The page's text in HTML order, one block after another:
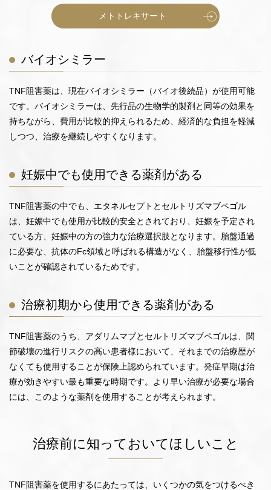
メトトレキサート
バイオシミラー
TNF阻害薬は、現在バイオシミラー（バイオ後続品）が使用可能
です。バイオシミラーは、先行品の生物学的製剤と同等の効果を
持ちながら、費用が比較的抑えられるため、経済的な負担を軽減
しつつ、治療を継続しやすくなります。
妊娠中でも使用できる薬剤がある
TNF阻害薬の中でも、エタネルセプトとセルトリズマブペゴル
は、妊娠中でも使用が比較的安全とされており、妊娠を予定され
ている方、妊娠中の方の強力な治療選択肢となります。胎盤通過
に必要な、抗体のFc領域と呼ばれる構造がなく、胎盤移行性が低
いことが確認されているためです。
治療初期から使用できる薬剤がある
TNF阻害薬のうち、アダリムマブとセルトリズマブペゴルは、関
節破壊の進行リスクの高い患者様において、それまでの治療歴が
なくても使用することが保険上認められています。発症早期は治
療が効きやすい最も重要な時期です。より早い治療が必要な場合
には、このような薬剤を使用することが考えられます。
治療前に知っておいてほしいこと
TNF阻害薬を使用するにあたっては、いくつかの気をつけるべき